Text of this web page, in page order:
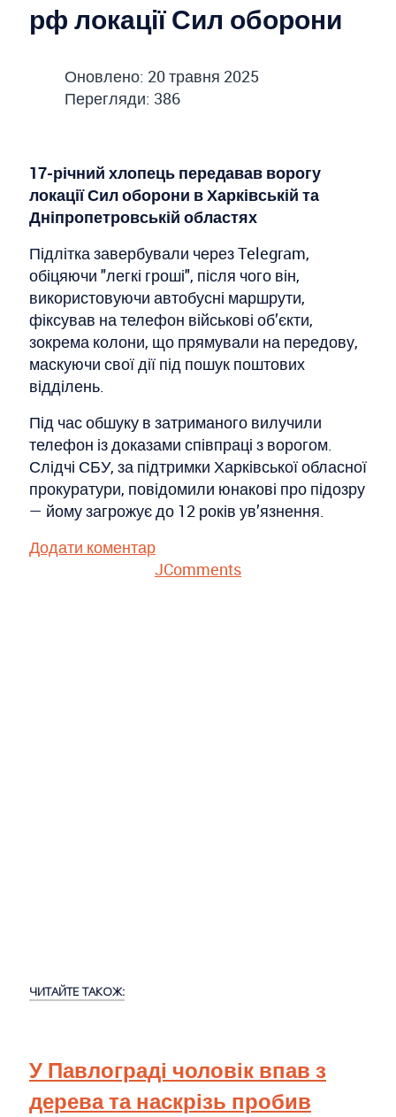
рф локації Сил оборони
Оновлено: 20 травня 2025
Перегляди: 386
17-річний хлопець передавав ворогу
локації Сил оборони в Харківській та
Дніпропетровській областях
Підлітка завербували через Telegram,
обіцяючи "легкі гроші", після чого він,
використовуючи автобусні маршрути,
фіксував на телефон військові об’єкти,
зокрема колони, що прямували на передову,
маскуючи свої дії під пошук поштових
відділень.
Під час обшуку в затриманого вилучили
телефон із доказами співпраці з ворогом.
Слідчі СБУ, за підтримки Харківської обласної
прокуратури, повідомили юнакові про підозру
— йому загрожує до 12 років ув’язнення.
Додати коментар
JComments
ЧИТАЙТЕ ТАКОЖ:
У Павлограді чоловік впав з
дерева та наскрізь пробив